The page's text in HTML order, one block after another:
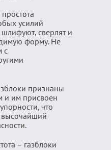
усилий
сверлят и
форму. Не
с
признаны
и им присвоен
что
высочайший
– газблоки